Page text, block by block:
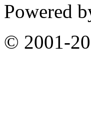
Powered
© 2001-